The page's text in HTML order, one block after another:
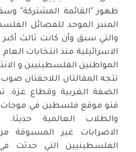
ظهور "القائمة المشتركة"
المنبر الموحد للفصائل
والتي سبق وأن كانت ثالث
المواطنين الفلسطينيين و
تتجه المقالتان اللاحقتان
الضفة الغربية وقطاع غزة.
قتو موقع فلسطين في موجات
والطلاب العالمية
الاضرابات غير المسبوقة
الفلسطينيين التي حدثت